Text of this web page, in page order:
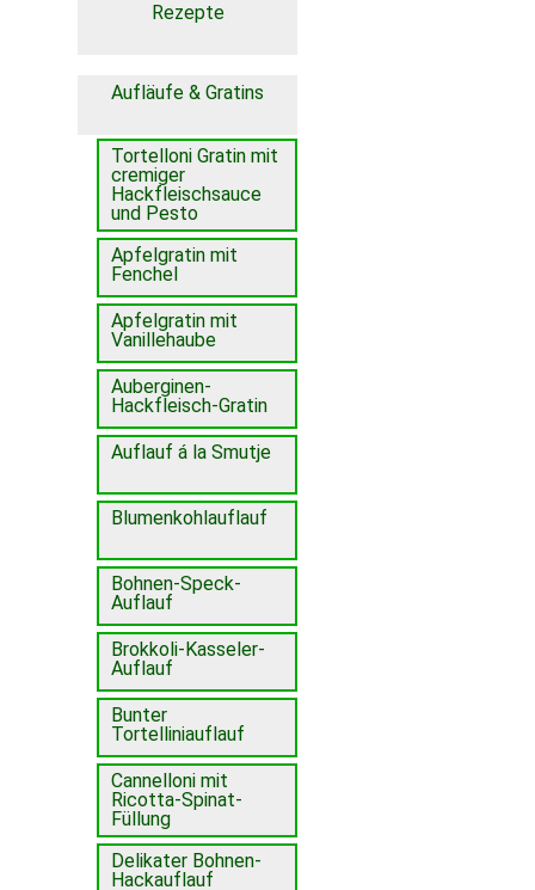
Rezepte
Aufläufe & Gratins
Tortelloni Gratin mit
cremiger
Hackfleischsauce
und Pesto
Apfelgratin mit
Fenchel
Apfelgratin mit
Vanillehaube
Auberginen-
Hackfleisch-Gratin
Auflauf á la Smutje
Blumenkohlauflauf
Bohnen-Speck-
Auflauf
Brokkoli-Kasseler-
Auflauf
Bunter
Tortelliniauflauf
Cannelloni mit
Ricotta-Spinat-
Füllung
Delikater Bohnen-
Hackauflauf